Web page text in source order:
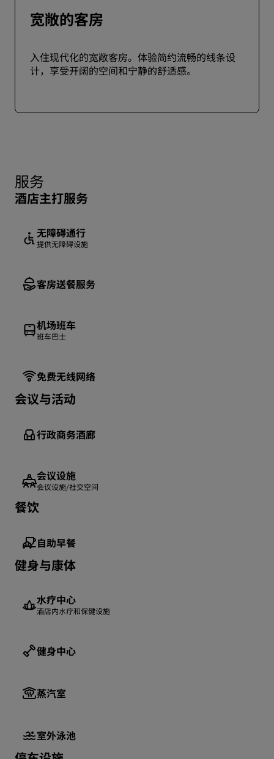
宽敞的客房
入住现代化的宽敞客房。体验简约流畅的线条设
计，享受开阔的空间和宁静的舒适感。
服务
酒店主打服务
无障碍通行
提供无障碍设施
客房送餐服务
机场班车
班车巴士
免费无线网络
会议与活动
行政商务酒廊
会议设施
会议设施/社交空间
餐饮
自助早餐
健身与康体
水疗中心
酒店内水疗和保健设施
健身中心
蒸汽室
室外泳池